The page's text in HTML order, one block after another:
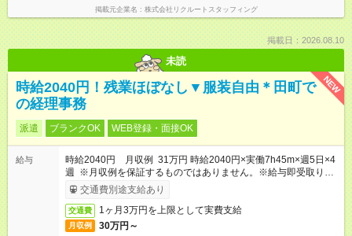
掲載元企業名 株式会社リクルートスタッフィング
掲載日：2026.08.10
未読
NEW
時給2040円！残業ほぼなし▼服装自由＊田町で
の経理事務
派遣 ブランクOK WEB登録・面接OK
給与
時給2040円 月収例 31万円 時給2040円×実働7h45m×週5日×4
週 ※月収例を保証するものではありません。※給与即受取りサ
ービス利用可（利用条件有）
交通費別途支給あり
交通費 1ヶ月3万円を上限として実費支給
月収例 30万円～